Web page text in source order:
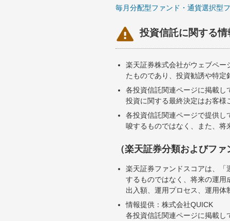
毎月分配型ファンド・通貨選択型
 投資信託に関する
楽天証券株式会社がウェブペ
たものであり、投資勧誘や特
各投資信託関連ページに掲載
投資に関する最終決定はお客
各投資信託関連ページで提供
唆するものではなく、また、
（楽天証券分類およびフ
楽天証券ファンドスコアは、
するものではなく、将来の運
出入額、運用プロセス、運用
情報提供：株式会社QUICK
各投資信託関連ページに掲載